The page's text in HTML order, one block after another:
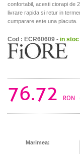
confortabil, acesti ciorapi de
livrare rapida si retur in
cumparare este una placuta.
Cod : ECR60609 - in stoc
76.72 RON
Marimea: